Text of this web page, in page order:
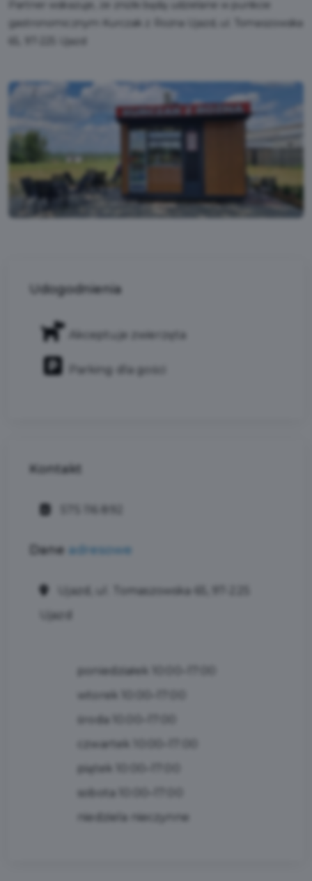
Partner wskazuje, że zniżki będą udzielane w punkcie
gastronomicznym Kurczak z Rożna Ujazd, ul. Tomaszowska
65, 97-225 Ujazd
Udogodnienia
Akceptuje zwierzęta
Parking dla gości
Kontakt
Dane adresowe
Ujazd, ul. Tomaszowska 65, 97-225
Ujazd
poniedziałek 10:00–17:00
wtorek 10:00–17:00
środa 10.00–17:00
czwartek 10:00–17:00
piątek 10:00–17:00
sobota 10:00–17:00
niedziela nieczynne